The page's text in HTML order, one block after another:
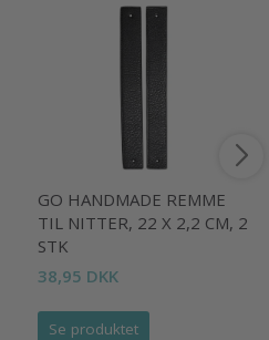
GO HANDMADE REMME
TIL NITTER, 22 X 2,2 CM, 2
STK
38,95 DKK
Se produktet